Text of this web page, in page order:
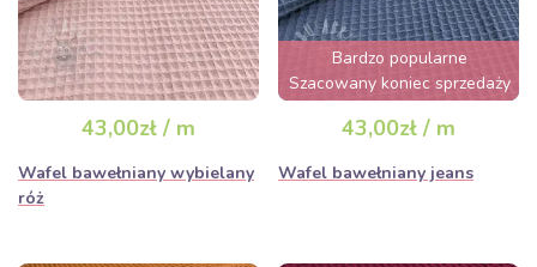
43,00zł / m
Wafel bawełniany wybielany
róż
Bardzo popularne
Szacowany koniec sprzedaży
za 2 dni
43,00zł / m
Wafel bawełniany jeans